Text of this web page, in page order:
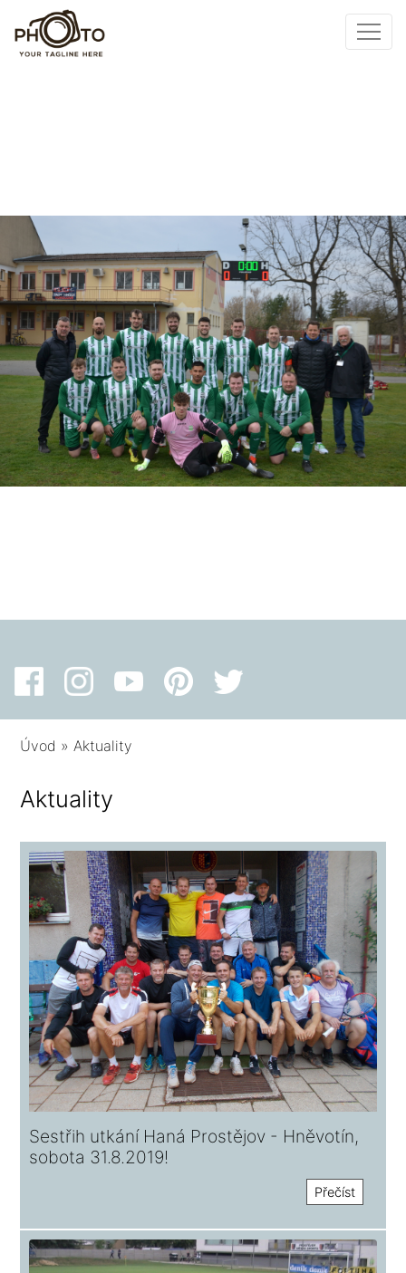
Úvod »Aktuality
Aktuality
Sestřih utkání Haná Prostějov - Hněvotín,
sobota 31.8.2019!
Přečíst